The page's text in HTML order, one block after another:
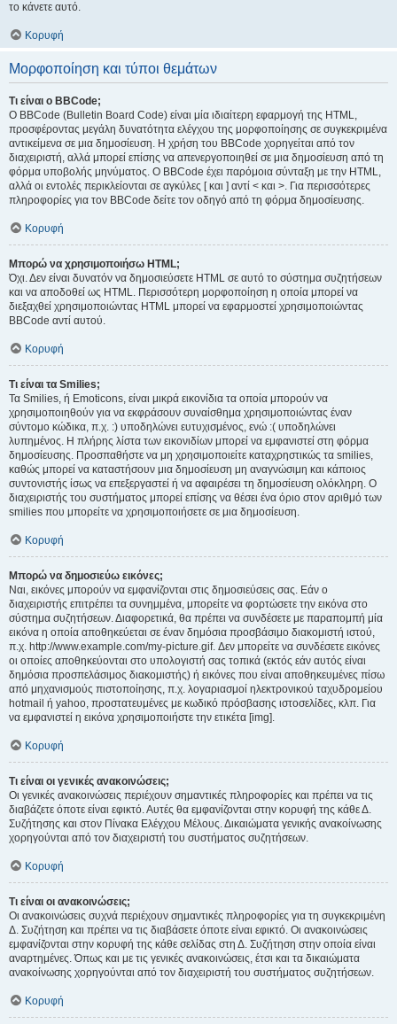
το κάνετε αυτό.
Κορυφή
Μορφοποίηση και τύποι θεμάτων
Τι είναι ο BBCode;
Ο BBCode (Bulletin Board Code) είναι μία ιδιαίτερη εφαρμογή της HTML,
προσφέροντας μεγάλη δυνατότητα ελέγχου της μορφοποίησης σε συγκεκριμένα
αντικείμενα σε μια δημοσίευση. Η χρήση του BBCode χορηγείται από τον
διαχειριστή, αλλά μπορεί επίσης να απενεργοποιηθεί σε μια δημοσίευση από τη
φόρμα υποβολής μηνύματος. Ο BBCode έχει παρόμοια σύνταξη με την HTML,
αλλά οι εντολές περικλείονται σε αγκύλες [ και ] αντί < και >. Για περισσότερες
πληροφορίες για τον BBCode δείτε τον οδηγό από τη φόρμα δημοσίευσης.
Κορυφή
Μπορώ να χρησιμοποιήσω HTML;
Όχι. Δεν είναι δυνατόν να δημοσιεύσετε HTML σε αυτό το σύστημα συζητήσεων
και να αποδοθεί ως HTML. Περισσότερη μορφοποίηση η οποία μπορεί να
διεξαχθεί χρησιμοποιώντας HTML μπορεί να εφαρμοστεί χρησιμοποιώντας
BBCode αντί αυτού.
Κορυφή
Τι είναι τα Smilies;
Τα Smilies, ή Emoticons, είναι μικρά εικονίδια τα οποία μπορούν να
χρησιμοποιηθούν για να εκφράσουν συναίσθημα χρησιμοποιώντας έναν
σύντομο κώδικα, π.χ. :) υποδηλώνει ευτυχισμένος, ενώ :( υποδηλώνει
λυπημένος. Η πλήρης λίστα των εικονιδίων μπορεί να εμφανιστεί στη φόρμα
δημοσίευσης. Προσπαθήστε να μη χρησιμοποιείτε καταχρηστικώς τα smilies,
καθώς μπορεί να καταστήσουν μια δημοσίευση μη αναγνώσιμη και κάποιος
συντονιστής ίσως να επεξεργαστεί ή να αφαιρέσει τη δημοσίευση ολόκληρη. Ο
διαχειριστής του συστήματος μπορεί επίσης να θέσει ένα όριο στον αριθμό των
smilies που μπορείτε να χρησιμοποιήσετε σε μια δημοσίευση.
Κορυφή
Μπορώ να δημοσιεύω εικόνες;
Ναι, εικόνες μπορούν να εμφανίζονται στις δημοσιεύσεις σας. Εάν ο
διαχειριστής επιτρέπει τα συνημμένα, μπορείτε να φορτώσετε την εικόνα στο
σύστημα συζητήσεων. Διαφορετικά, θα πρέπει να συνδέσετε με παραπομπή μία
εικόνα η οποία αποθηκεύεται σε έναν δημόσια προσβάσιμο διακομιστή ιστού,
π.χ. http://www.example.com/my-picture.gif. Δεν μπορείτε να συνδέσετε εικόνες
οι οποίες αποθηκεύονται στο υπολογιστή σας τοπικά (εκτός εάν αυτός είναι
δημόσια προσπελάσιμος διακομιστής) ή εικόνες που είναι αποθηκευμένες πίσω
από μηχανισμούς πιστοποίησης, π.χ. λογαριασμοί ηλεκτρονικού ταχυδρομείου
hotmail ή yahoo, προστατευμένες με κωδικό πρόσβασης ιστοσελίδες, κλπ. Για
να εμφανιστεί η εικόνα χρησιμοποιήστε την ετικέτα [img].
Κορυφή
Τι είναι οι γενικές ανακοινώσεις;
Οι γενικές ανακοινώσεις περιέχουν σημαντικές πληροφορίες και πρέπει να τις
διαβάζετε όποτε είναι εφικτό. Αυτές θα εμφανίζονται στην κορυφή της κάθε Δ.
Συζήτησης και στον Πίνακα Ελέγχου Μέλους. Δικαιώματα γενικής ανακοίνωσης
χορηγούνται από τον διαχειριστή του συστήματος συζητήσεων.
Κορυφή
Τι είναι οι ανακοινώσεις;
Οι ανακοινώσεις συχνά περιέχουν σημαντικές πληροφορίες για τη συγκεκριμένη
Δ. Συζήτηση και πρέπει να τις διαβάσετε όποτε είναι εφικτό. Οι ανακοινώσεις
εμφανίζονται στην κορυφή της κάθε σελίδας στη Δ. Συζήτηση στην οποία είναι
αναρτημένες. Όπως και με τις γενικές ανακοινώσεις, έτσι και τα δικαιώματα
ανακοίνωσης χορηγούνται από τον διαχειριστή του συστήματος συζητήσεων.
Κορυφή